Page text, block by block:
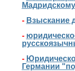
- Взыскание
-
-
Германии